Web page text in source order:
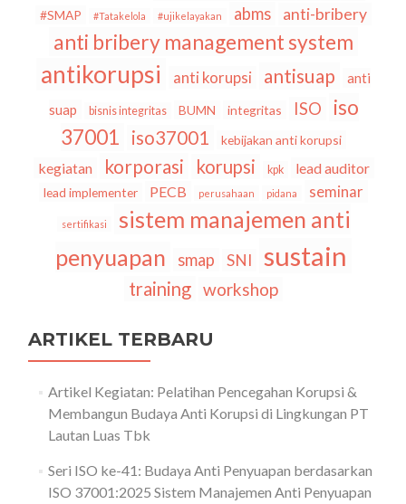
#SMAP #Tatakelola #ujikelayakan abms anti-bribery
anti bribery management system
antikorupsi anti korupsi antisuap
anti
suap
bisnis integritas BUMN integritas ISO
iso
37001
iso37001 kebijakan anti korupsi
kegiatan korporasi korupsi kpk lead auditor
lead implementer PECB perusahaan pidana seminar
sertifikasi
sistem manajemen anti
penyuapan
smap SNI sustain
training workshop
ARTIKEL TERBARU
Artikel Kegiatan: Pelatihan Pencegahan Korupsi &
Membangun Budaya Anti Korupsi di Lingkungan PT
Lautan Luas Tbk
Seri ISO ke-41: Budaya Anti Penyuapan berdasarkan
ISO 37001:2025 Sistem Manajemen Anti Penyuapan